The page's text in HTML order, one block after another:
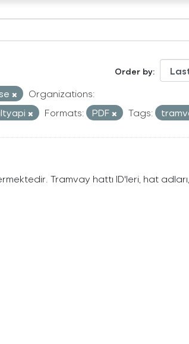
Order by
Organizations:
Formats: PDF Tags:
Tramvay hattı ID'leri, hat